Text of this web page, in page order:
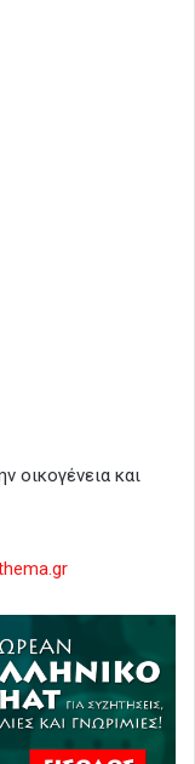
οικογένεια και